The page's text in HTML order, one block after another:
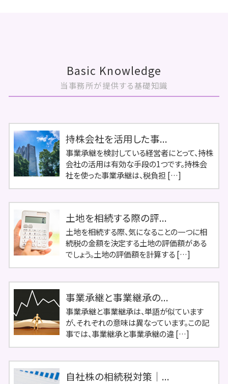
Basic Knowledge
当事務所が提供する基礎知識
持株会社を活用した事...
事業承継を検討している経営者にとって、持株
会社の活用は有効な手段の1つです。持株会
社を使った事業承継は、税負担 […]
土地を相続する際の評...
土地を相続する際、気になることの一つに相
続税の金額を決定する土地の評価額がある
でしょう。土地の評価額を計算する […]
事業承継と事業継承の...
事業承継と事業継承は、単語が似ています
が、それぞれの意味は異なっています。この記
事では、事業継承と事業承継の違 […]
自社株の相続税対策｜...